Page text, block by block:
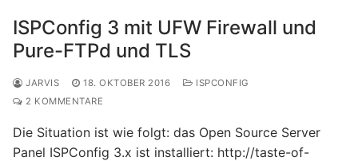
ISPConfig 3 mit UFW Firewall und
Pure-FTPd und TLS
JARVIS 18. OKTOBER 2016
ISPCONFIG
2 KOMMENTARE
Die Situation ist wie folgt: das Open Source Server
Panel ISPConfig 3.x ist installiert: http://taste-of-